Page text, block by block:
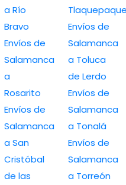
a Río
Bravo
Envíos de
Salamanca
a
Rosarito
Envíos de
Salamanca
a San
Cristóbal
de las
Envíos de
Salamanca
a Toluca
de Lerdo
Envíos de
Salamanca
a Tonalá
Envíos de
Salamanca
a Torreón